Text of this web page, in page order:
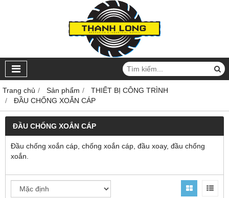
Trang chủ Sản phẩm
THIẾT BỊ CÔNG TRÌNH
ĐẦU CHỐNG XOẮN CÁP
ĐẦU CHỐNG XOẮN CÁP
Đầu chống xoắn cáp, chống xoắn cáp, đầu xoay, đầu chống
xoắn.